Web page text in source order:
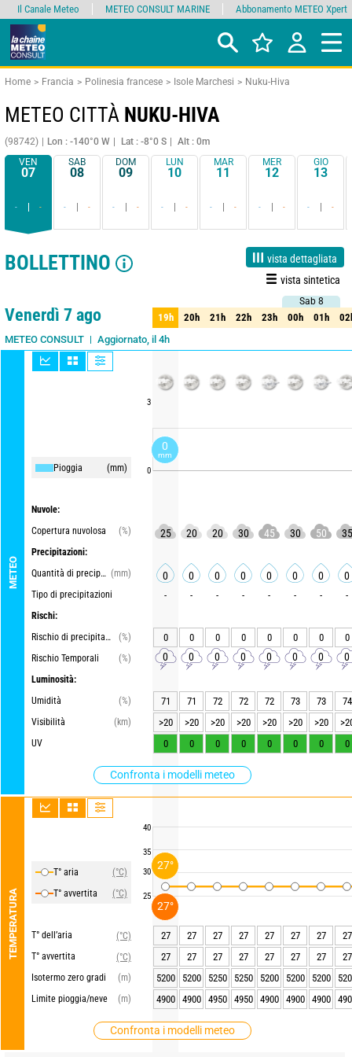
Home Francia Polinesia francese Isole Marchesi Nuku-Hiva
METEO CITTÀ NUKU-HIVA
(98742) Lon : -140°0 W Lat : -8°0 S
Alt : 0m
VEN
07
- -
SAB
08
- -
DOM
09
- -
LUN
10
- -
MAR
11
- -
MER
12
- -
GIO
13
- -
BOLLETTINO
vista dettagliata
vista sintetica
1 giorno 3 giorni 15 giorni Affidabilità 85%
Venerdì 7 ago
METEO CONSULT Aggiornato, il 4h
METEO
Pioggia (mm)
Nuvole:
Copertura nuvolosa
(%)
Precipitazioni:
Quantità di precipitazioni (mm)
Tipo di precipitazioni
Rischi:
Rischio di precipitazioni
(%)
Rischio Temporali
(%)
Luminosità:
Umidità
(%)
Visibilità
(km)
UV
Confronta i modelli meteo
TEMPERATURA
T° aria
(°C)
T° avvertita
(°C)
T° dell’aria
(°C)
T° avvertita
(°C)
Isotermo zero gradi
(m)
Limite pioggia/neve
(m)
Confronta i modelli meteo
3
0
40
35
30
25
Sab 8
19h 20h 21h 22h 23h 00h 01h
Sab 8
19h 20h 21h 22h 23h 00h 01h
25 20 20 30 45 30 50 35
0 0 0 0 0 0 0 0
- - - - - - - -
0 0 0 0 0 0 0 0
0 0 0 0 0 0 0 0
71 71 72 72 72 73 73
74
>20
>20 >20 >20 >20 >20 >20
0
0 0 0 0 0 0 0
27 27 27 27 27 27 27
27
27
27 27 27 27 27 27
27
5200
5200 5250 5250 5200 5200 5200
4900
4900 4950 4950 4900 4900 4900
Il Canale Meteo METEO CONSULT MARINE Abbonamento METEO Xpert
0
mm
27°
27°